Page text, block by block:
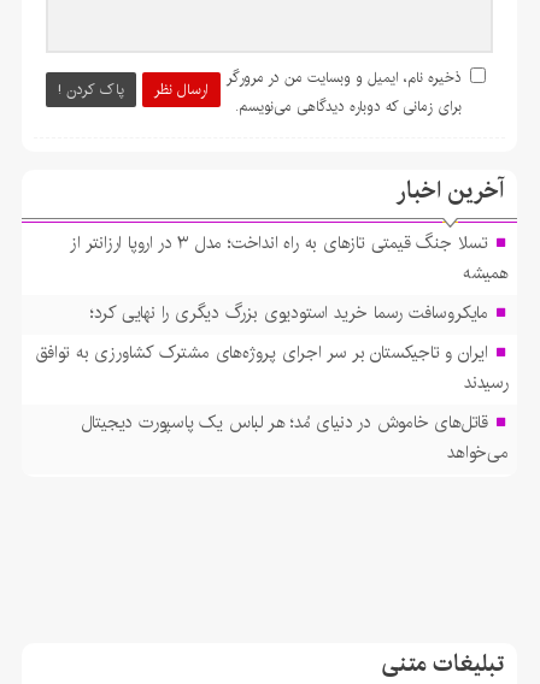
ارسال نظر پاک کردن !
ذخیره نام، ایمیل و وبسایت من در مرورگر
برای زمانی که دوباره دیدگاهی می‌نویسم.
آخرین اخبار
تسلا جنگ قیمتی تازهای به راه انداخت؛ مدل ۳ در اروپا ارزانتر از
همیشه
مایکروسافت رسما خرید استودیوی بزرگ دیگری را نهایی کرد؛
ایران و تاجیکستان بر سر اجرای پروژه‌های مشترک کشاورزی به توافق
رسیدند
قاتل‌های خاموش در دنیای مُد؛ هر لباس یک پاسپورت دیجیتال
می‌خواهد
تبلیغات متنی